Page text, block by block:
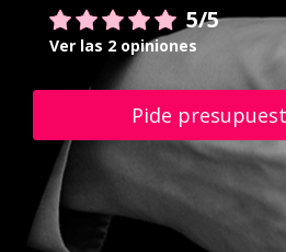
5/5
Ver las 2 opiniones
Pide